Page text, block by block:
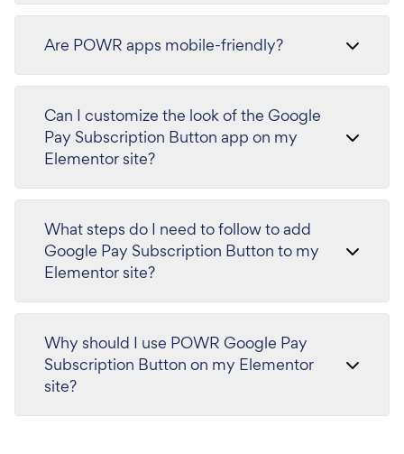
Are POWR apps mobile-friendly?
Can I customize the look of the Google
Pay Subscription Button app on my
Elementor site?
What steps do I need to follow to add
Google Pay Subscription Button to my
Elementor site?
Why should I use POWR Google Pay
Subscription Button on my Elementor
site?